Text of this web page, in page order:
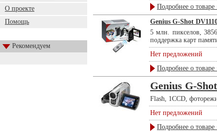
О проекте
Помощь
Рекомендуем
Подробнее о товаре
Genius G-Shot
5 млн. пикселов,
поддержка карт
Нет предложений
Подробнее о товаре
Genius G-
Flash, 1CCD,
Нет предложений
Подробнее о товаре